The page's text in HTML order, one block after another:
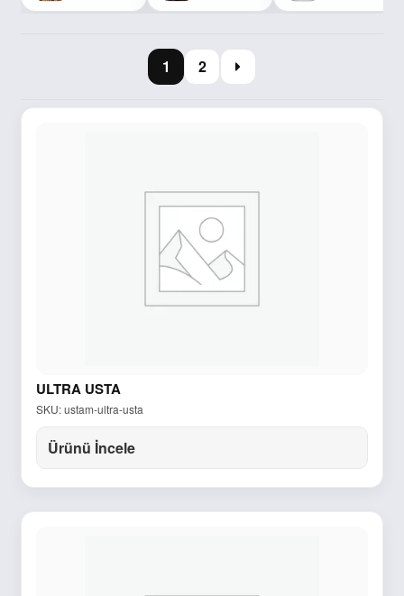
1 2
ULTRA USTA
SKU: ustam-ultra-usta
Ürünü İncele